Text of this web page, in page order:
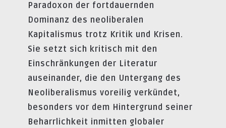
Paradoxon der fortdauernden
Dominanz des neoliberalen
Kapitalismus trotz Kritik und Krisen.
Sie setzt sich kritisch mit den
Einschränkungen der Literatur
auseinander, die den Untergang des
Neoliberalismus voreilig verkündet,
besonders vor dem Hintergrund seiner
Beharrlichkeit inmitten globaler